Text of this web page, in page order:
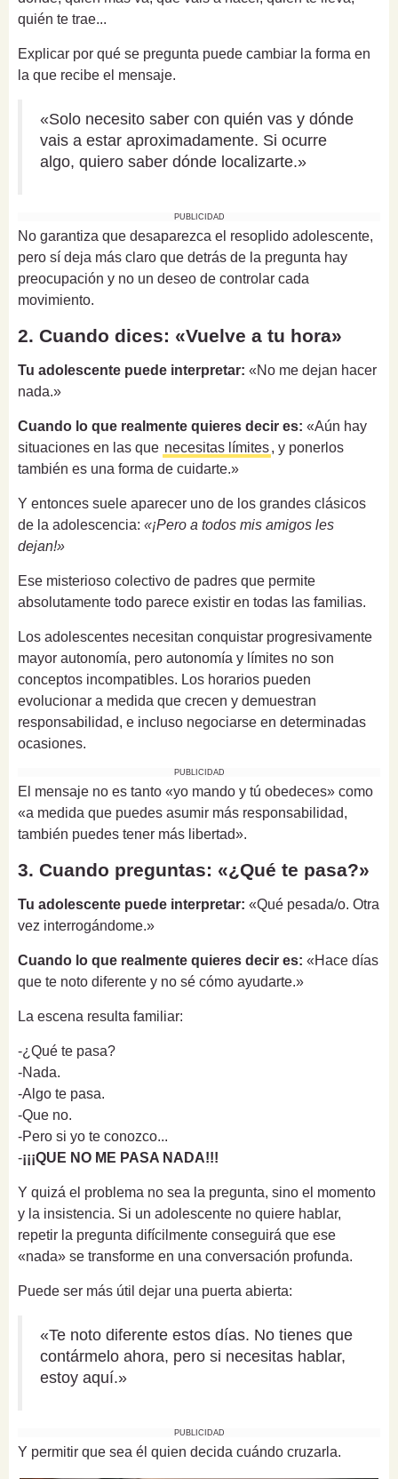
quién te trae...
Explicar por qué se pregunta puede cambiar la forma en
la que recibe el mensaje.
«Solo necesito saber con quién vas y dónde
vais a estar aproximadamente. Si ocurre
algo, quiero saber dónde localizarte.»
PUBLICIDAD
No garantiza que desaparezca el resoplido adolescente,
pero sí deja más claro que detrás de la pregunta hay
preocupación y no un deseo de controlar cada
movimiento.
2. Cuando dices: «Vuelve a tu hora»
Tu adolescente puede interpretar: «No me dejan hacer
nada.»
Cuando lo que realmente quieres decir es: «Aún hay
situaciones en las que necesitas límites, y ponerlos
también es una forma de cuidarte.»
Y entonces suele aparecer uno de los grandes clásicos
de la adolescencia: «¡Pero a todos mis amigos les
dejan!»
Ese misterioso colectivo de padres que permite
absolutamente todo parece existir en todas las familias.
Los adolescentes necesitan conquistar progresivamente
mayor autonomía, pero autonomía y límites no son
conceptos incompatibles. Los horarios pueden
evolucionar a medida que crecen y demuestran
responsabilidad, e incluso negociarse en determinadas
ocasiones.
PUBLICIDAD
El mensaje no es tanto «yo mando y tú obedeces» como
«a medida que puedes asumir más responsabilidad,
también puedes tener más libertad».
3. Cuando preguntas: «¿Qué te pasa?»
Tu adolescente puede interpretar: «Qué pesada/o. Otra
vez interrogándome.»
Cuando lo que realmente quieres decir es: «Hace días
que te noto diferente y no sé cómo ayudarte.»
La escena resulta familiar:
-¿Qué te pasa?
-Nada.
-Algo te pasa.
-Que no.
-Pero si yo te conozco...
-¡¡¡QUE NO ME PASA NADA!!!
Y quizá el problema no sea la pregunta, sino el momento
y la insistencia. Si un adolescente no quiere hablar,
repetir la pregunta difícilmente conseguirá que ese
«nada» se transforme en una conversación profunda.
Puede ser más útil dejar una puerta abierta:
«Te noto diferente estos días. No tienes que
contármelo ahora, pero si necesitas hablar,
estoy aquí.»
PUBLICIDAD
Y permitir que sea él quien decida cuándo cruzarla.